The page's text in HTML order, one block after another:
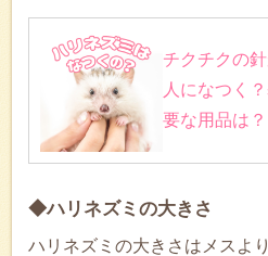
チクチクの
人になつく
要な用品は？
◆ハリネズミの大きさ
ハリネズミの大きさはメスよ